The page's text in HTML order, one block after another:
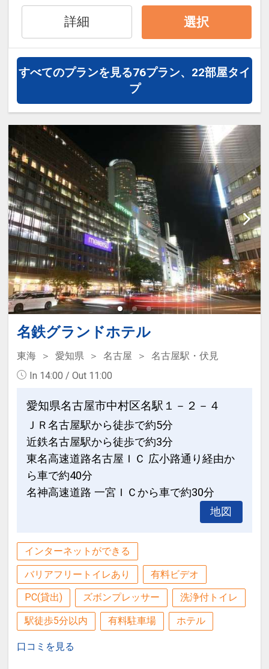
☆大浴場は 嬉春亭、南館それぞれに男女
別にご用意しております。
◎有料貸切風水家族風呂（バリアフリー
タイプ）※要事前予約・先着順
風水のパワーを設計に生かし、5000個以
上の貝殻を敷き詰めたお風呂です。
休憩スペースもあり、ゆったりお過ごし
頂けます。（沸かし湯）
◇ご利用料金 45分3，300円（税込）
※ご予約時に「お問合せ・ご要望等メ
モ」欄、またはご予約後「マイページ」
に貸切風呂希望の旨とご希望時間をご記
入ください。
※ただしご希望に添えない場合およびご
利用いただけない場合がございます。
５ケ所の無料貸切風呂（温泉）もご利用
いただけます！
◆それぞれのテーマで楽しめるユニーク
な貸切風呂です。
お一人でも、ご家族でもゆっくりお楽し
みいただけます。
・ご利用時間 6:00～24:00
・ご入浴は無料です。
・ご予約不要。内側より鍵を閉めてご利
用ください。
・制限時間はありませんので、思う存分
お楽しみ下さい♪
◎1番地：貸切浮世風呂◎2番地：貸切
4番地：
貸切瓶風呂
◎5番地：貸切釜風呂
設定期間：2026年4月1日～2026年9月
30日
インターネットコース番号：DP-1-
17498033
〔ご朝食〕
目の前で調理するアツアツの出し巻き玉
のほか、「東風と海」では自社で水耕栽
培した無農薬野菜やトルティーヤが、
「天地海」では海藻ラーメンや土釜戸御
飯など、50種類のバイキングが楽しめま
す。
※営業時間は7時～9時まで。
〔お風呂〕戸田家の湯めぐり
男女あわせて13湯＋足湯2湯＋岩盤浴18
床
戸田家温泉村には、桶・釜など趣向を凝
らした湯船が揃う風流野天風呂「湯亭」
や5つの貸切風呂（無料）が存分に楽し
めます。
設定期間：2023年2月8日～2027年3月
31日
200000022535
詳細 選択
すべてのプランを見る76プラン、22部屋タイ
プ
名鉄グランドホテル
東海 愛知県 名古屋
名古屋駅・伏見
In 14:00 / Out 11:00
愛知県名古屋市中村区名駅１－２－４
ＪＲ名古屋駅から徒歩で約5分
近鉄名古屋駅から徒歩で約3分
東名高速道路名古屋ＩＣ 広小路通り経由か
ら車で約40分
名神高速道路 一宮ＩＣから車で約30分
地図
インターネットができる
バリアフリートイレあり 有料ビデオ
PC(貸出) ズボンプレッサー 洗浄付トイレ
駅徒歩5分以内 有料駐車場 ホテル
口コミを見る